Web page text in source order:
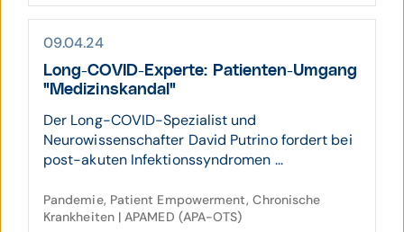
09.04.24
Long-COVID-Experte: Patienten-Umgang
"Medizin­skandal"
Der Long-COVID-Spezialist und
Neurowissenschafter David Putrino fordert bei
post-akuten Infektionssyndromen ...
Pandemie, Patient Empowerment, Chronische
Krankheiten | APAMED (APA-OTS)